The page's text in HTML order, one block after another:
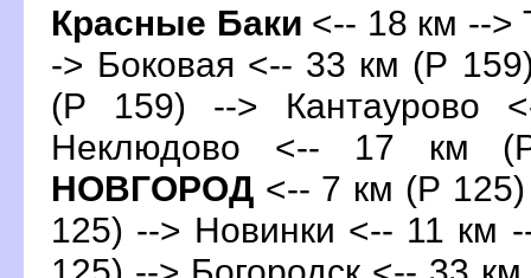
Красные Баки <-- 18 км -->
-> Боковая <-- 33 км (Р
(Р 159) -->
Неклюдово <-- 17 км
НОВГОРОД <-- 7 км (Р
125) --> Новинки <-- 11 км